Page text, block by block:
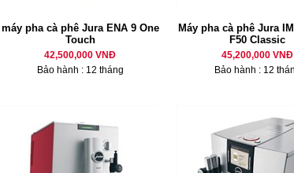
máy pha cà phê Jura ENA 9 One
Touch
42,500,000 VNĐ
Bảo hành : 12 tháng
Máy pha cà phê Jura
F50 Classic
45,200,000 VNĐ
Bảo hành : 12